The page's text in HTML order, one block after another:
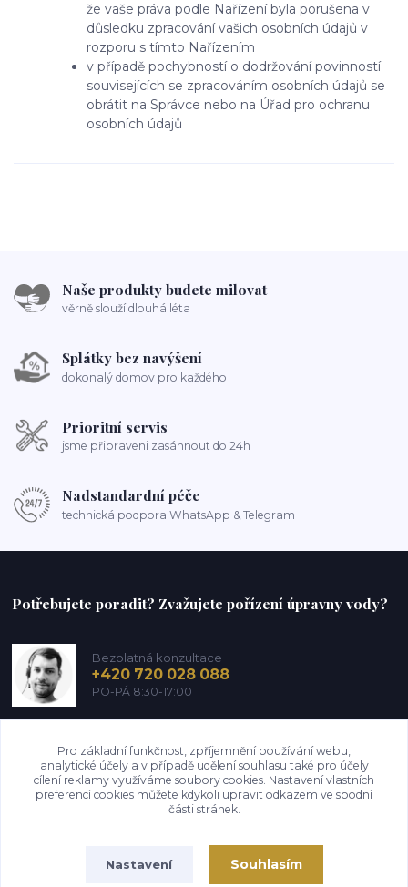
že vaše práva podle Nařízení byla porušena v
důsledku zpracování vašich osobních údajů v
rozporu s tímto Nařízením
v případě pochybností o dodržování povinností
souvisejících se zpracováním osobních údajů se
obrátit na Správce nebo na Úřad pro ochranu
osobních údajů
Naše produkty budete milovat
věrně slouží dlouhá léta
Splátky bez navýšení
dokonalý domov pro každého
Prioritní servis
jsme připraveni zasáhnout do 24h
Nadstandardní péče
technická podpora WhatsApp & Telegram
Potřebujete poradit? Zvažujete pořízení úpravny vody?
Bezplatná konzultace
+420 720 028 088
PO-PÁ 8:30-17:00
Pro základní funkčnost, zpříjemnění používání webu,
analytické účely a v případě udělení souhlasu také pro účely
cílení reklamy využíváme soubory cookies. Nastavení vlastních
preferencí cookies můžete kdykoli upravit odkazem ve spodní
části stránek.
Nastavení Souhlasím